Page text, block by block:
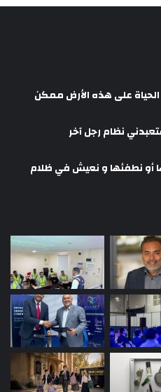
الحياة على هذه الأرض ممكن
نظام رجل آخر
أو نطفئها و نعيش في ظلام